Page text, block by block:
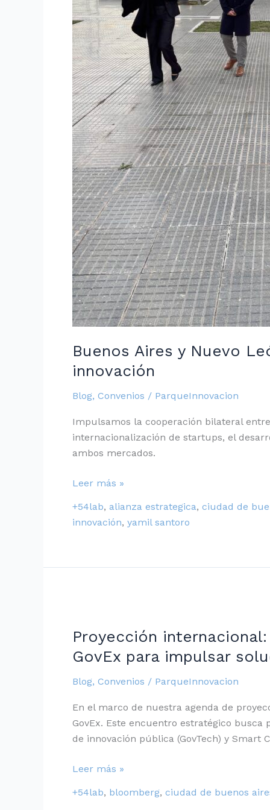
Buenos Aires y Nuevo
innovación
Blog, Convenios / ParqueInnovacion
Impulsamos la cooperación bilateral
internacionalización de startups, el
ambos mercados.
Leer más »
+54lab, alianza estrategica, ciudad de
innovación, yamil santoro
Proyección
GovEx para impulsar
Blog, Convenios / ParqueInnovacion
En el marco de nuestra agenda de
GovEx. Este encuentro estratégico
de innovación pública (GovTech) y Smart
Recibimos
a
de
Philanthropies
y
GovEx
impulsar
soluciones
Leer más »
+54lab, bloomberg, ciudad de buenos